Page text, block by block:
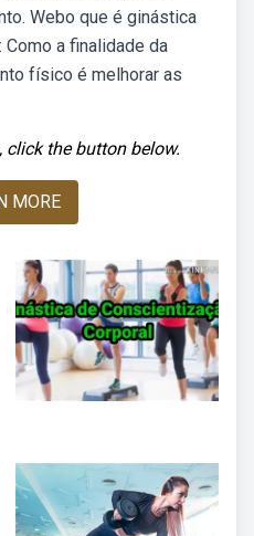
Webo que é ginástica
a finalidade da
físico é melhorar as
the button below.
MORE